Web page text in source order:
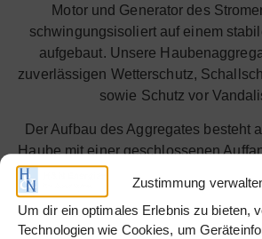
Zustimmung
Um dir ein optimales Erlebnis zu bieten,
Technologien wie Cookies, um
Motor und Generator des
schwingungsisoliert auf einem
aufgebaut. Unsere
zuverlässigen Wetterschutz,
sowie Schutz vor
Der Aufbau des Aggregates besteht
Haube mit einer geschlossenen
abschließbare Türen an den
gewährleisten eine leichte
Service.